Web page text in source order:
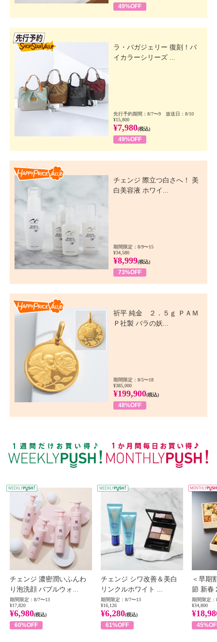
49%OFF
ラ・バガジェリー 復刻！バ
イカラーシリーズ ...
先行予約期間：8/7〜9 放送日：8/10
¥15,800
¥7,980(税込)
49%OFF
チェンジ 際立つ白さへ！ 美
白美容液 ホワイ...
期間限定：8/9〜15
¥34,580
¥8,999(税込)
73%OFF
祈平 純金 ２．５ｇ ＰＡＭ
Ｐ社製 バラの妖...
期間限定：8/5〜18
¥385,000
¥199,900(税込)
48%OFF
WEEKLY PUSH
チェンジ 濃密潤いふんわ
り泡洗顔 バブルウォ...
期間限定：8/7〜13
¥17,820
¥6,980(税込)
60%OFF
チェンジ シワ改善＆美白
リンクルホワイト ...
期間限定：8/7〜13
¥16,126
¥6,280(税込)
61%OFF
＜早期
節 新春
期間限定：
¥34,800